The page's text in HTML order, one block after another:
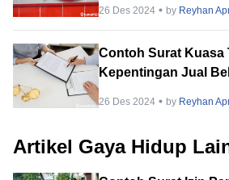
26 Des 2024 by Reyhan
Contoh Surat Kuasa
Kepentingan Jual
26 Des 2024 by Reyhan
Artikel Gaya Hidup